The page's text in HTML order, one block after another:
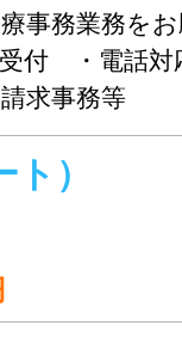
事務業務を
付 ・電話対
請求事務
）